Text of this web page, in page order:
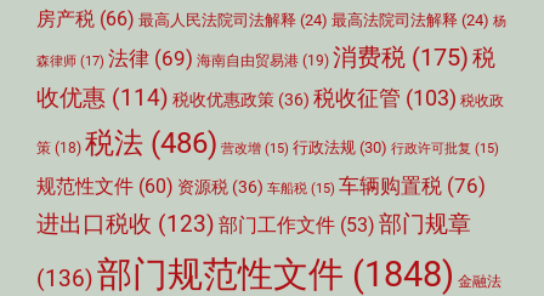
房产税 (66) 最高人民法院司法解释 (24) 最高法院司法解释 (24) 杨
森律师 (17) 法律 (69) 海南自由贸易港 (19) 消费税 (175)税
收优惠 (114) 税收优惠政策 (36) 税收征管 (103) 税收政
策 (18) 税法 (486) 营改增 (15) 行政法规 (30) 行政许可批复 (15)
规范性文件 (60) 资源税 (36) 车船税 (15) 车辆购置税 (76)
进出口税收 (123) 部门工作文件 (53) 部门规章
(136)部门规范性文件 (1848) 金融法